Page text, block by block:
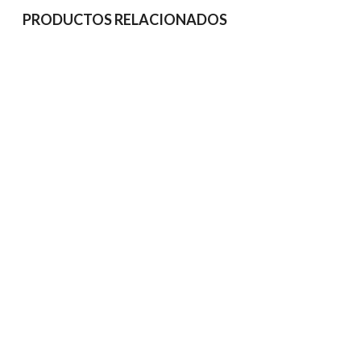
PRODUCTOS RELACIONADOS